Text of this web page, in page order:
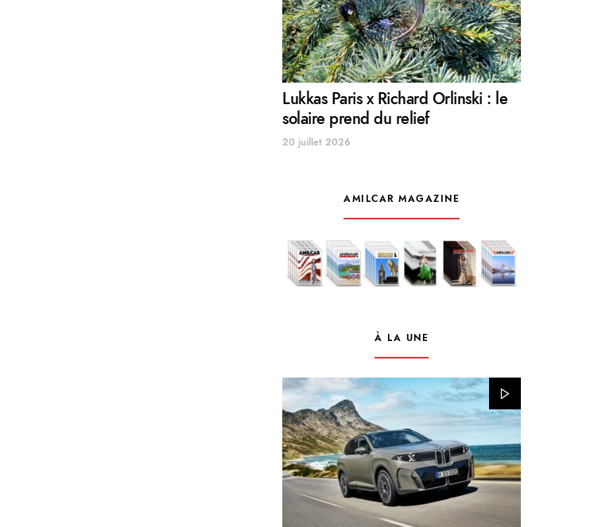
Lukkas Paris x Richard Orlinski : le
solaire prend du relief
20 juillet 2026
AMILCAR MAGAZINE
À LA UNE